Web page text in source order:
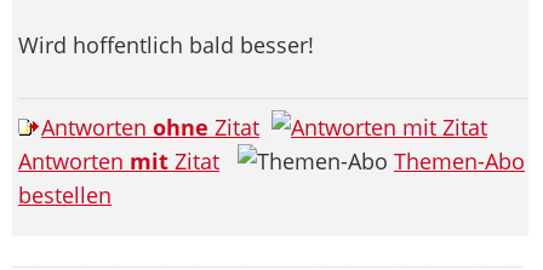
Wird hoffentlich bald besser!
Antworten ohne Zitat
Antworten mit Zitat
Themen-Abo
bestellen